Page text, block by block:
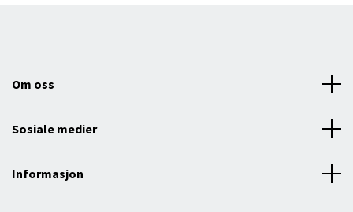
Om oss
Sosiale medier
Informasjon